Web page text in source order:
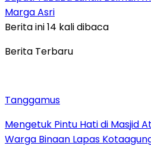
Marga Asri
Berita ini 14 kali dibaca
Berita Terbaru
Tanggamus
Mengetuk Pintu Hati di Masjid
Warga Binaan Lapas